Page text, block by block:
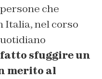
che
Italia, nel corso
fatto sfuggire un
merito al